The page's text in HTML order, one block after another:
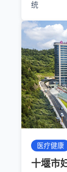
统
医疗健康
十堰市